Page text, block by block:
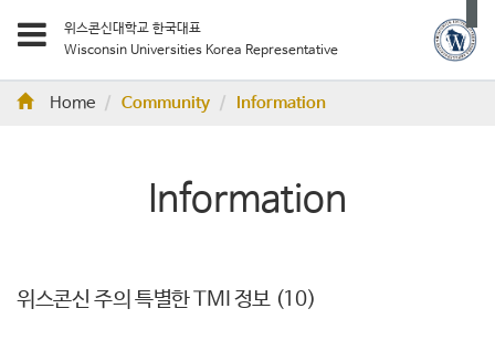
위스콘신대학교 한국대표
Wisconsin Universities Korea Representative
Home Community Information
Information
위스콘신 주의 특별한 TMI 정보 (10)